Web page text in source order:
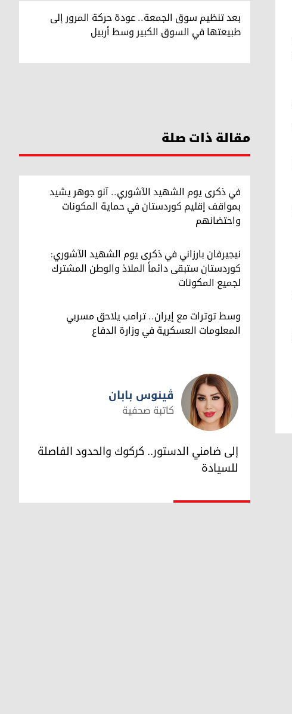
بعد تنظيم سوق الجمعة.. عودة حركة المرور إلى
طبيعتها في السوق الكبير وسط أربيل
مقالة ذات صلة
في ذكرى يوم الشهيد الآشوري.. آنو جوهر يشيد
بمواقف إقليم كوردستان في حماية المكونات
واحتضانهم
نيجيرفان بارزاني في ذكرى يوم الشهيد الآشوري:
كوردستان ستبقى دائماً الملاذ والوطن المشترك
لجميع المكونات
وسط توترات مع إيران.. ترامب يلاحق مسربي
المعلومات العسكرية في وزارة الدفاع
ڤینوس بابان
ڤینوس بابان
كاتبة صحفية
إلى ضامني الدستور.. كركوك والحدود الفاصلة
للسيادة